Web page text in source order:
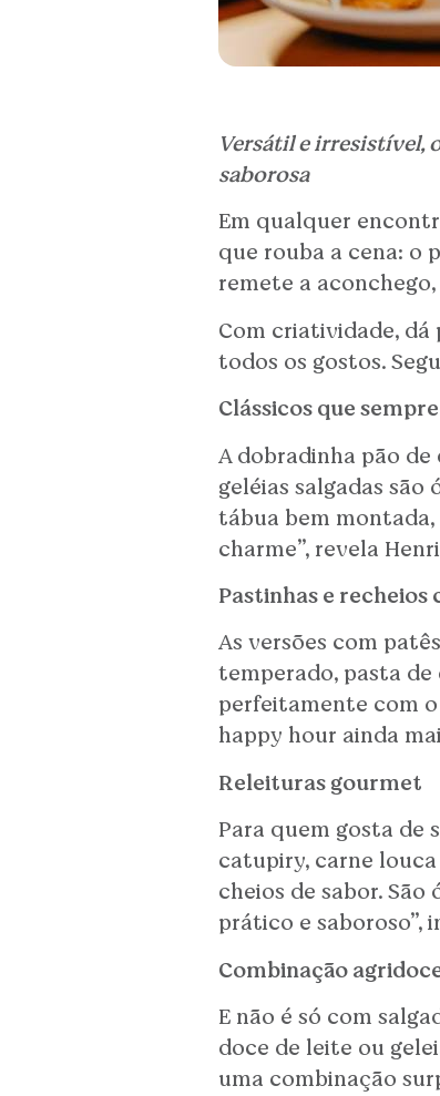
Versátil e irresistível,
saborosa
Em qualquer
que rouba a cena: o
remete a
Com criatividade,
todos os gostos.
Clássicos que
A dobradinha pão de
geléias salgadas
tábua bem montada,
charme”, revela
Pastinhas e recheios
As versões com
temperado, pasta
perfeitamente com
happy hour ainda
Releituras gourmet
Para quem gosta de
catupiry, carne
cheios de sabor.
prático e saboroso”,
Combinação
E não é só com
doce de leite ou
uma combinação